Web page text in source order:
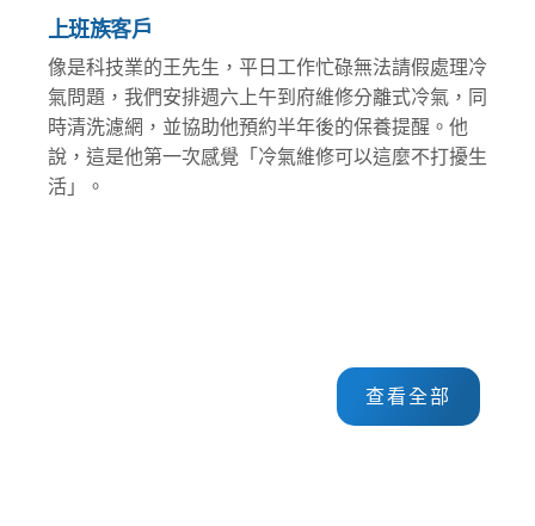
上班族客戶
像是科技業的王先生，平日工作忙碌無法請假處理冷
氣問題，我們安排週六上午到府維修分離式冷氣，同
時清洗濾網，並協助他預約半年後的保養提醒。他
說，這是他第一次感覺「冷氣維修可以這麼不打擾生
活」。
查看全部